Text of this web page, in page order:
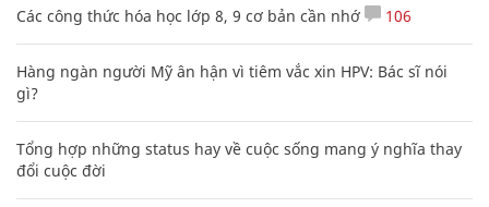
Các công thức hóa học lớp 8, 9 cơ bản cần nhớ 106
Hàng ngàn người Mỹ ân hận vì tiêm vắc xin HPV: Bác sĩ nói
gì?
Tổng hợp những status hay về cuộc sống mang ý nghĩa thay
đổi cuộc đời